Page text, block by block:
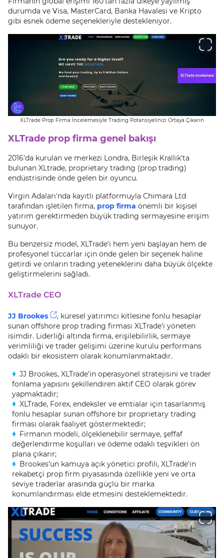
durumda ve Visa, MasterCard, Banka Havalesi ve Kripto
gibi esnek ödeme seçenekleriyle destekleniyor.
XLTrade Prop Firma İncelemesiyle Trading Potansiyelinizi Ortaya Çıkarın
XLTrade prop firma genel bakışı
2016'da kurulan ve merkezi Londra, Birleşik Krallık'ta
bulunan XLtrade, proprietary trading (prop trading)
endüstrisinde önde gelen bir oyuncu.
Virgin Adaları'nda kayıtlı platformuyla Chimara Ltd
tarafından işletilen firma, prop firma önemli bir kişisel
yatırım gerektirmeden büyük trading sermayesine erişim
sunuyor.
Bu benzersiz model, XLTrade'i hem yeni başlayan hem de
profesyonel tüccarlar için önde gelen bir seçenek haline
getirdi ve onların trading yeteneklerini daha büyük ölçekte
geliştirmelerini sağladı.
XLTrade CEO
JJ Brookes
, küresel yatırımcı kitlesine fonlu hesaplar
sunan offshore prop trading firması XLTrade’i yöneten
isimdir. Liderliği altında firma, erişilebilirlik, sermaye
verimliliği ve trader gelişimi üzerine kurulu performans
odaklı bir ekosistem olarak konumlanmaktadır.
JJ Brookes, XLTrade’in operasyonel stratejisini ve trader
fonlama yapısını şekillendiren aktif CEO olarak görev
yapmaktadır;
XLTrade, Forex, endeksler ve emtialar için tasarlanmış
fonlu hesaplar sunan offshore bir proprietary trading
firması olarak faaliyet göstermektedir;
Firmanın modeli, ölçeklenebilir sermaye, şeffaf
değerlendirme koşulları ve ödeme odaklı teşvikleri ön
plana çıkarır;
Brookes’un kamuya açık yönetici profili, XLTrade’in
rekabetçi prop firm piyasasında özellikle yeni ve orta
seviye traderlar arasında güçlü bir marka
konumlandırması elde etmesini desteklemektedir.